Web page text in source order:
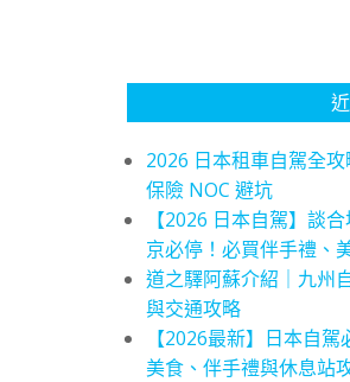
2026 日本租車自駕全
保險 NOC 避坑
【2026 日本自駕】談
京必停！必買伴手禮、
道之驛阿蘇介紹｜九州
與交通攻略
【2026最新】日本自
美食、伴手禮與休息站